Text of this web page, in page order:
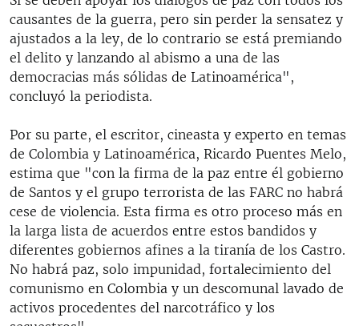
causantes de la guerra, pero sin perder la sensatez y
ajustados a la ley, de lo contrario se está premiando
el delito y lanzando al abismo a una de las
democracias más sólidas de Latinoamérica",
concluyó la periodista.
Por su parte, el escritor, cineasta y experto en temas
de Colombia y Latinoamérica, Ricardo Puentes Melo,
estima que "con la firma de la paz entre él gobierno
de Santos y el grupo terrorista de las FARC no habrá
cese de violencia. Esta firma es otro proceso más en
la larga lista de acuerdos entre estos bandidos y
diferentes gobiernos afines a la tiranía de los Castro.
No habrá paz, solo impunidad, fortalecimiento del
comunismo en Colombia y un descomunal lavado de
activos procedentes del narcotráfico y los